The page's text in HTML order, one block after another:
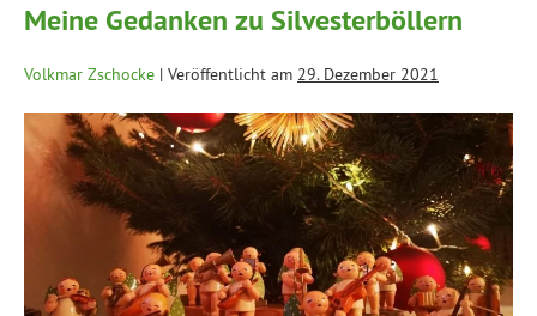
Meine Gedanken zu Silvesterböllern
Volkmar Zschocke | Veröffentlicht am 29. Dezember 2021